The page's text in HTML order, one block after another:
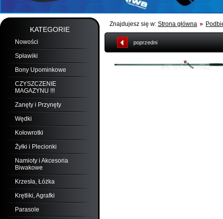
KATEGORIE
Nowości
Spławiki
Bony Upominkowe
CZYSZCZENIE
MAGAZYNU !!!
Zanęty i Przynęty
Wędki
Kołowrotki
Żyłki i Plecionki
Namioty i Akcesoria
Biwakowe
Krzesła, Łóżka
Krętliki, Agrafki
Parasole
Znajdujesz się w: Strona główna »
poprzedni